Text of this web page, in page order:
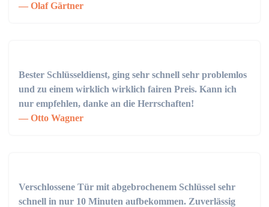
Olaf Gärtner
Bester Schlüsseldienst, ging sehr schnell sehr problemlos
und zu einem wirklich wirklich fairen Preis. Kann ich
nur empfehlen, danke an die Herrschaften!
Otto Wagner
Verschlossene Tür mit abgebrochenem Schlüssel sehr
schnell in nur 10 Minuten aufbekommen. Zuverlässig